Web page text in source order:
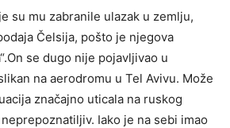
su mu zabranile ulazak u zemlju,
Čelsija, pošto je njegova
se dugo nije pojavljivao u
na aerodromu u Tel Avivu. Može
značajno uticala na ruskog
Iako je na sebi imao